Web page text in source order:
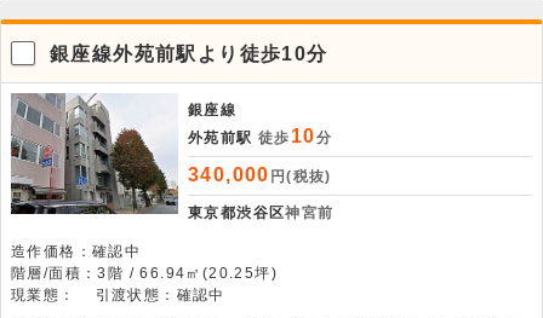
銀座線外苑前駅より徒歩10分
銀座線
外苑前駅 徒歩 10分
340,000 円(税抜)
東京都渋谷区神宮前
造作価格：確認中
階層/面積：3階 / 66.94㎡(20.25坪)
現業態：
引渡状態：確認中